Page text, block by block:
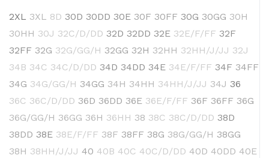
2XL 3XL 8D 30D 30DD 30E 30F 30FF 30G 30GG 30H
30HH 30J 32C/D/DD 32D 32DD 32E 32E/F/FF 32F
32FF 32G 32G/GG/H 32GG 32H 32HH 32HH/J/JJ 32J
34B 34C 34C/D/DD 34D 34DD 34E 34E/F/FF 34F 34FF
34G 34G/GG/H 34GG 34H 34HH 34HH/J/JJ 34J 36
36C 36C/D/DD 36D 36DD 36E 36E/F/FF 36F 36FF 36G
36G/GG/H 36GG 36H 36HH 38 38C 38C/D/DD 38D
38DD 38E 38E/F/FF 38F 38FF 38G 38G/GG/H 38GG
38H 38HH/J/JJ 40 40B 40C 40C/D/DD 40D 40DD 40E